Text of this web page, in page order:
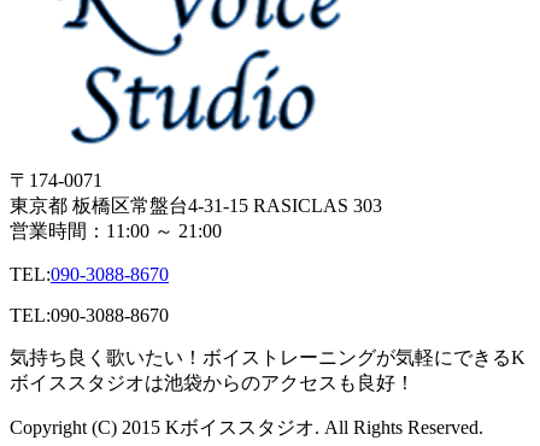
〒174-0071
東京都 板橋区常盤台4-31-15 RASICLAS 303
営業時間：11:00 ～ 21:00
TEL:090-3088-8670
TEL:090-3088-8670
気持ち良く歌いたい！ボイストレーニングが気軽にできるK
ボイススタジオは池袋からのアクセスも良好！
Copyright (C) 2015 Kボイススタジオ. All Rights Reserved.